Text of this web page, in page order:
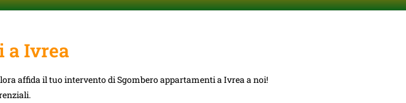
a Ivrea
affida il tuo intervento di Sgombero appartamenti a Ivrea a noi!